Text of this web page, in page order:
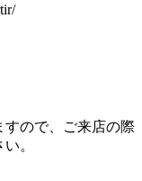
すので、ご来店の際
。